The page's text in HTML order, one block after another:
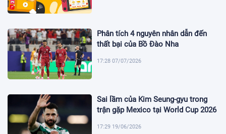
Phân tích 4 nguyên nhân dẫn đến
thất bại của Bồ Đào Nha
17:28 07/07/2026
Sai lầm của Kim Seung-gyu trong
trận gặp Mexico tại World Cup 2026
17:29 19/06/2026